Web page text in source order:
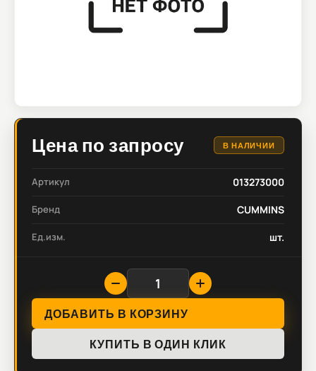
Цена по запросу В НАЛИЧИИ
Артикул 013273000
Бренд CUMMINS
Ед.изм. шт.
ДОБАВИТЬ В КОРЗИНУ
КУПИТЬ В ОДИН КЛИК